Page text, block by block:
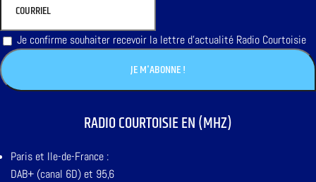
Je confirme souhaiter recevoir la lettre d'actualité Radio Courtoisie
RADIO COURTOISIE EN (MHZ)
Paris et Ile-de-France :
DAB+ (canal 6D) et 95,6